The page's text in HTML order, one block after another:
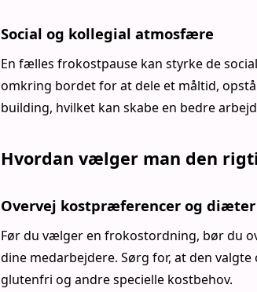
Social og kollegial atmosfære
En fælles frokostpause kan styrke de
omkring bordet for at dele et måltid,
building, hvilket kan skabe en bedre
Hvordan vælger man den
Overvej kostpræferencer og diæter
Før du vælger en frokostordning, bør du
dine medarbejdere. Sørg for, at den
glutenfri og andre specielle kostbehov.